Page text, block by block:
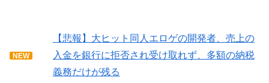
NEW
【悲報】大ヒット同人エロゲの開発者、売上の
入金を銀行に拒否され受け取れず、多額の納税
義務だけが残る